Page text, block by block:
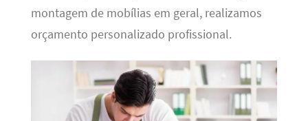
montagem de mobílias em geral, realizamos
orçamento personalizado profissional.